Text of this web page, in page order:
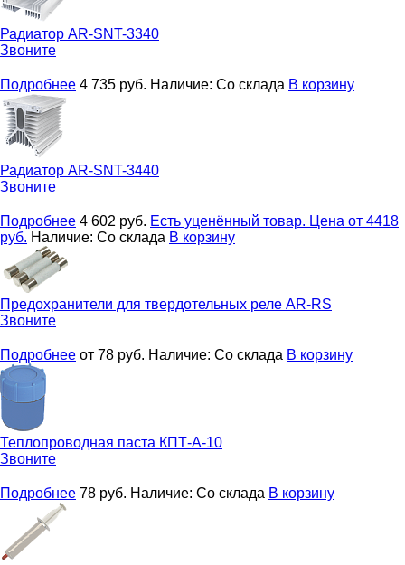
Радиатор AR-SNT-3340
Звоните
Подробнее 4 735 руб. Наличие: Со склада В корзину
Радиатор AR-SNT-3440
Звоните
Подробнее 4 602 руб. Есть уценённый товар. Цена от 4418
руб. Наличие: Со склада В корзину
Предохранители для твердотельных реле AR-RS
Звоните
Подробнее от 78 руб. Наличие: Со склада В корзину
Теплопроводная паста КПТ-А-10
Звоните
Подробнее 78 руб. Наличие: Со склада В корзину